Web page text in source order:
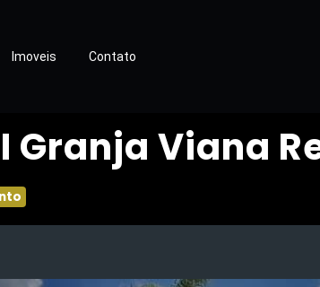
Imoveis Contato
Viana